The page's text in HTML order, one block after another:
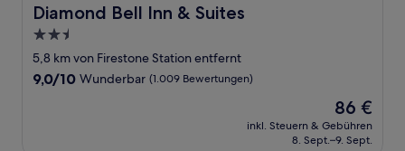
Diamond Bell Inn & Suites
Diamond Bell Inn & Suites
2.5-
Sterne-
Unterkunft
5,8 km von Firestone Station entfernt
9.0
9,0/10 Wunderbar (1.009 Bewertungen)
Der
Preis
beträgt
86 €
inkl. Steuern & Gebühren
8. Sept.–9. Sept.